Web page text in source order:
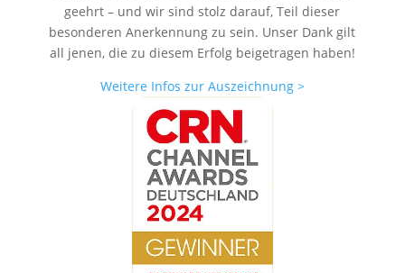
geehrt – und wir sind stolz darauf, Teil dieser
besonderen Anerkennung zu sein. Unser Dank gilt
all jenen, die zu diesem Erfolg beigetragen haben!
Weitere Infos zur Auszeichnung >